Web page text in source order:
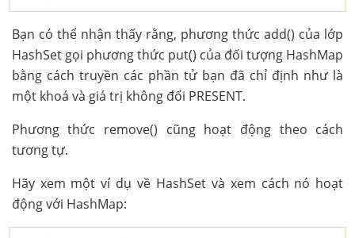
Bạn có thể nhận thấy rằng, phương thức add() của lớp
HashSet gọi phương thức put() của đối tượng HashMap
bằng cách truyền các phần tử bạn đã chỉ định như là
một khoá và giá trị không đổi PRESENT.
Phương thức remove() cũng hoạt động theo cách
tương tự.
Hãy xem một ví dụ về HashSet và xem cách nó hoạt
động với HashMap: